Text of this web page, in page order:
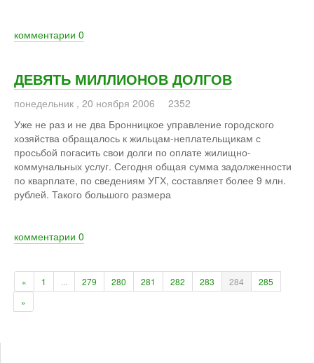
комментарии 0
ДЕВЯТЬ МИЛЛИОНОВ ДОЛГОВ
понедельник , 20 ноября 2006
2352
Уже не раз и не два Бронницкое управление городского
хозяйства обращалось к жильцам-неплательщикам с
просьбой погасить свои долги по оплате жилищно-
коммунальных услуг. Сегодня общая сумма задолженности
по кварплате, по сведениям УГХ, составляет более 9 млн.
рублей. Такого большого размера
комментарии 0
« 1 279 280 281 282 283 284
285
»